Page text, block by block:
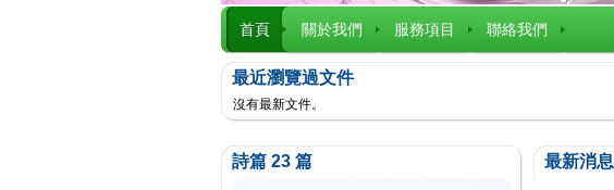
首頁 關於我們 服務項目 聯絡我們
最近瀏覽過文件
沒有最新文件。
詩篇 23 篇 最新消息